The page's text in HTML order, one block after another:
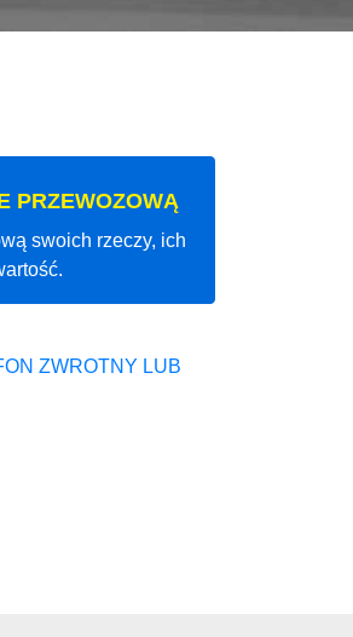
PRZEWOZOWĄ
swoich rzeczy, ich
ZWROTNY LUB